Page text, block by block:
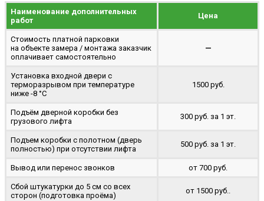
Наименование дополнительных
работ
Цена
Стоимость платной парковки
на объекте замера / монтажа заказчик
оплачивает самостоятельно
—
Установка входной двери с
терморазрывом при температуре
ниже -8 °C
1500 руб.
Подъём дверной коробки без
грузового лифта
300 руб. за 1 эт.
Подъем коробки с полотном (дверь
полностью) при отсутствии лифта
500 руб. за 1 эт.
Вывод или перенос звонков от 700 руб.
Сбой штукатурки до 5 см со всех
сторон (подготовка проёма)
от 1500 руб..